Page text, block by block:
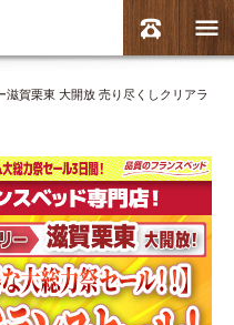
滋賀栗東 大開放 売り尽くしクリアラ